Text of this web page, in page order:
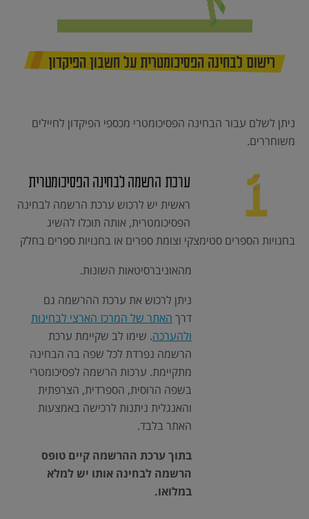
רישום לבחינה הפסיכומטרית על חשבון הפיקדון
ניתן לשלם עבור הבחינה הפסיכומטרי מכספי הפיקדון לחיילים
משוחררים.
ערכת הרשמה לבחינה הפסיכומטרית
ראשית יש לרכוש ערכת הרשמה לבחינה
הפסיכומטרית, אותה תוכלו להשיג
בחנויות הספרים סטימצקי וצומת ספרים או בחנויות ספרים בחלק
מהאוניברסיטאות השונות.
ניתן לרכוש את ערכת ההרשמה גם
דרך האתר של המרכז הארצי לבחינות
ולהערכה. שימו לב שקיימת ערכת
הרשמה נפרדת לכל שפה בה הבחינה
מתקיימת. ערכות הרשמה לפסיכומטרי
בשפה הרוסית, הספרדית, הצרפתית
והאנגלית ניתנות לרכישה באמצעות
האתר בלבד.
בתוך ערכת ההרשמה קיים טופס
הרשמה לבחינה אותו יש למלא
במלואו.